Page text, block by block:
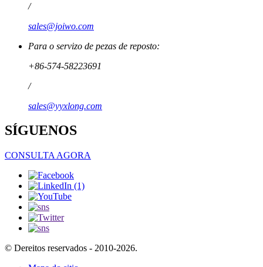
/
sales@joiwo.com
Para o servizo de pezas de reposto:
+86-574-58223691
/
sales@yyxlong.com
SÍGUENOS
CONSULTA AGORA
© Dereitos reservados - 2010-2026.